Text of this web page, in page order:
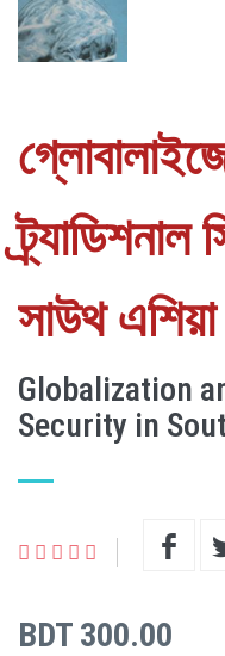
ট্র্যাডিশনাল
সাউথ এশিয়া
Globalization
Security in
BDT 300.00